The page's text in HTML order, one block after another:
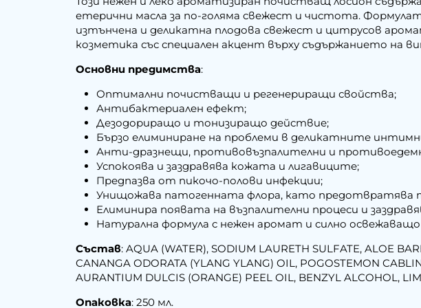
етерични масла за по-голяма свежест и чистота.
изтънчена и деликатна плодова свежест и цитрусов
козметика със специален акцент върху съдържанието
Основни предимства:
Оптимални почистващи и регенериращи свойства;
Антибактериален ефект;
Дезодориращо и тонизиращо действие;
Бързо елиминиране на проблеми в деликатните
Анти-дразнещи, противовъзпалителни и
Успокоява и заздравява кожата и лигавиците;
Предпазва от пикочо-полови инфекции;
Унищожава патогенната флора, като предотвратява
Елиминира появата на възпалителни процеси и
Натурална формула с нежен аромат и силно
Състав: AQUA (WATER), SODIUM LAURETH SULFATE, ALOE
CANANGA ODORATA (YLANG YLANG) OIL, POGOSTEMON
AURANTIUM DULCIS (ORANGE) PEEL OIL, BENZYL ALCOHOL,
Опаковка: 250 мл.